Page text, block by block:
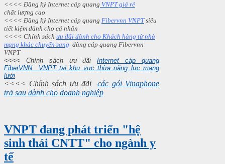
<<<< Đăng ký Internet cáp quang VNPT giá rẻ
chất lượng cao
<<<< Đăng ký Internet cáp quang Fibervnn VNPTsiêu
tiết kiệm dành cho cá nhân
<<<< Chính sách ưu đãi dành cho Khách hàng từ nhà
mạng khác chuyển sang dùng cáp quang Fibervnn
VNPT
<<<< Chính sách ưu đãiInternet cáp quang
FiberVNN VNPT tại khu vực thừa năng lực mạng
lưới
<<<< Chính sách ưu đãicác gói Vinaphone
trả sau dành cho doanh nghiệp
VNPT đang phát triển "hệ
sinh thái CNTT" cho ngành y
tế